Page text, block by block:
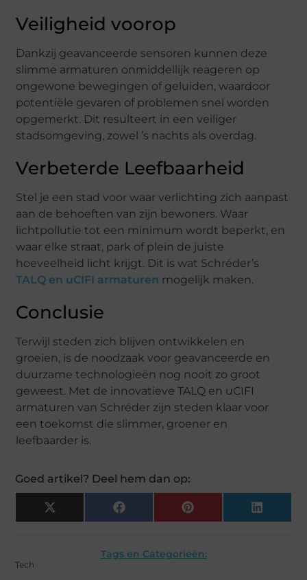
Veiligheid voorop
Dankzij geavanceerde sensoren kunnen deze
slimme armaturen onmiddellijk reageren op
ongewone bewegingen of geluiden, waardoor
potentiële gevaren of problemen snel worden
opgemerkt. Dit resulteert in een veiliger
stadsomgeving, zowel ’s nachts als overdag.
Verbeterde Leefbaarheid
Stel je een stad voor waar verlichting zich aanpast
aan de behoeften van zijn bewoners. Waar
lichtpollutie tot een minimum wordt beperkt, en
waar elke straat, park of plein de juiste
hoeveelheid licht krijgt. Dit is wat Schréder’s
TALQ en uCIFI armaturen mogelijk maken.
Conclusie
Terwijl steden zich blijven ontwikkelen en
groeien, is de noodzaak voor geavanceerde en
duurzame technologieën nog nooit zo groot
geweest. Met de innovatieve TALQ en uCIFI
armaturen van Schréder zijn steden klaar voor
een toekomst die slimmer, groener en
leefbaarder is.
Goed artikel? Deel hem dan op:
X
(Twitter)
Facebook Pinterest LinkedIn
Tags en Categorieën:
Tech